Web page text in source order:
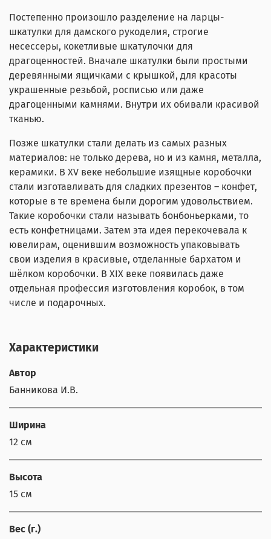
Постепенно произошло разделение на ларцы-
шкатулки для дамского рукоделия, строгие
несессеры, кокетливые шкатулочки для
драгоценностей. Вначале шкатулки были простыми
деревянными ящичками с крышкой, для красоты
украшенные резьбой, росписью или даже
драгоценными камнями. Внутри их обивали красивой
тканью.
Позже шкатулки стали делать из самых разных
материалов: не только дерева, но и из камня, металла,
керамики. В XV веке небольшие изящные коробочки
стали изготавливать для сладких презентов – конфет,
которые в те времена были дорогим удовольствием.
Такие коробочки стали называть бонбоньерками, то
есть конфетницами. Затем эта идея перекочевала к
ювелирам, оценившим возможность упаковывать
свои изделия в красивые, отделанные бархатом и
шёлком коробочки. В XIX веке появилась даже
отдельная профессия изготовления коробок, в том
числе и подарочных.
Характеристики
Автор
Банникова И.В.
Ширина
12 см
Высота
15 см
Вес (г.)